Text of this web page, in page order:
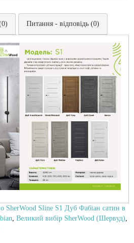
Питання - відповідь (0)
SherWood Sline S1 Дуб Фабіан сатин в
, Великий вибір SherWood (Шервуд),